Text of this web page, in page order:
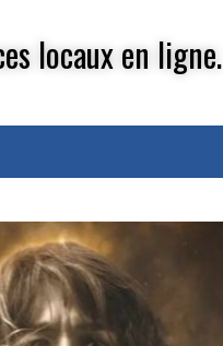
locaux en ligne.